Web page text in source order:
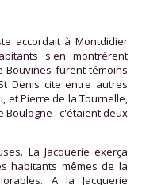
accordait à Montdidier
s'en montrèrent
Bouvines furent témoins
Denis cite entre autres
et Pierre de la Tournelle,
Boulogne : c'étaient deux
La Jacquerie exerça
habitants mêmes de la
A la Jacquerie